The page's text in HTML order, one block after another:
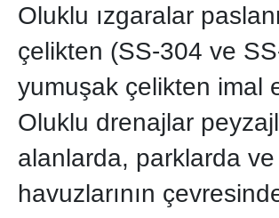
Oluklu ızgaralar
çelikten (SS-304 ve
yumuşak çelikten imal
Oluklu drenajlar
alanlarda, parklarda
havuzlarının